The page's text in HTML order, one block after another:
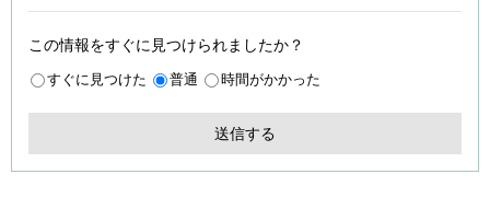
この情報をすぐに見つけられましたか？
すぐに見つけた 普通 時間がかかった